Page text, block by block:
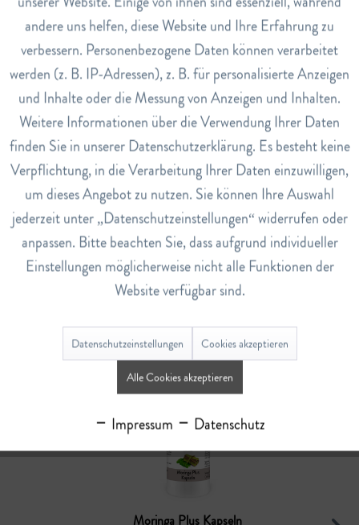
edle Himbeernoten mit lebhaftem, holzigem Vetiver und
verführerischem, sinnlichem Benzoin.
Art.Nr.
7820711
EAN
3616302968237
Lagerbestand
Bewertungen 0
Bewertungen lesen, schreiben und diskutieren...
Ähnliche Artikel
Moringa Plus Kapseln
Marketing Inaktiv
Tracking Inaktiv
Service Inaktiv
andere uns helfen, diese Website und Ihre Erfahrung zu
verbessern. Personenbezogene Daten können verarbeitet
werden (z. B. IP-Adressen), z. B. für personalisierte Anzeigen
und Inhalte oder die Messung von Anzeigen und Inhalten.
Weitere Informationen über die Verwendung Ihrer Daten
finden Sie in unserer Datenschutzerklärung. Es besteht keine
Verpflichtung, in die Verarbeitung Ihrer Daten einzuwilligen,
um dieses Angebot zu nutzen. Sie können Ihre Auswahl
jederzeit unter „Datenschutzeinstellungen“ widerrufen oder
anpassen. Bitte beachten Sie, dass aufgrund individueller
Einstellungen möglicherweise nicht alle Funktionen der
Website verfügbar sind.
Datenschutzeinstellungen Cookies akzeptieren
Alle Cookies akzeptieren
Impressum Datenschutz